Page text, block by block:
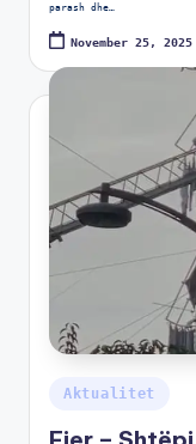
parash dhe…
November 25, 2025
Aktualitet